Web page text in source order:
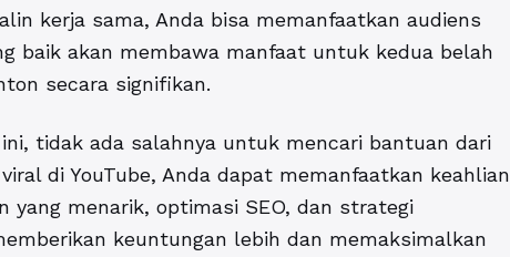
kerja sama, Anda bisa memanfaatkan audiens
baik akan membawa manfaat untuk kedua belah
secara signifikan.
tidak ada salahnya untuk mencari bantuan dari
di YouTube, Anda dapat memanfaatkan keahlian
menarik, optimasi SEO, dan strategi
keuntungan lebih dan memaksimalkan